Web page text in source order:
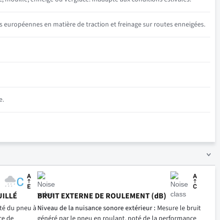
en matière de traction et freinage sur routes enneigées.
du pneu à
BRUIT EXTERNE DE ROULEMENT (dB)
Niveau de la nuisance sonore extérieur : Mesure le bruit